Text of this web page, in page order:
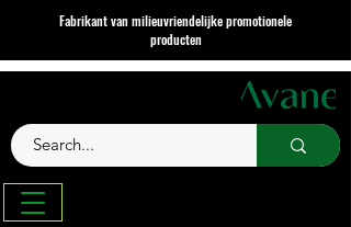
Fabrikant van milieuvriendelijke promotionele
producten